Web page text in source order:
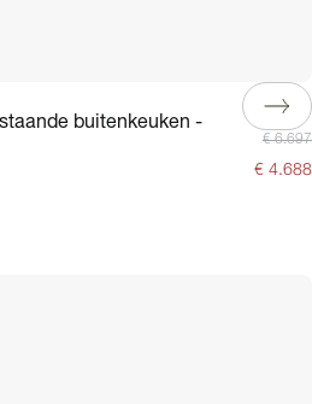
buitenkeuken -
€ 6.697
€ 4.688